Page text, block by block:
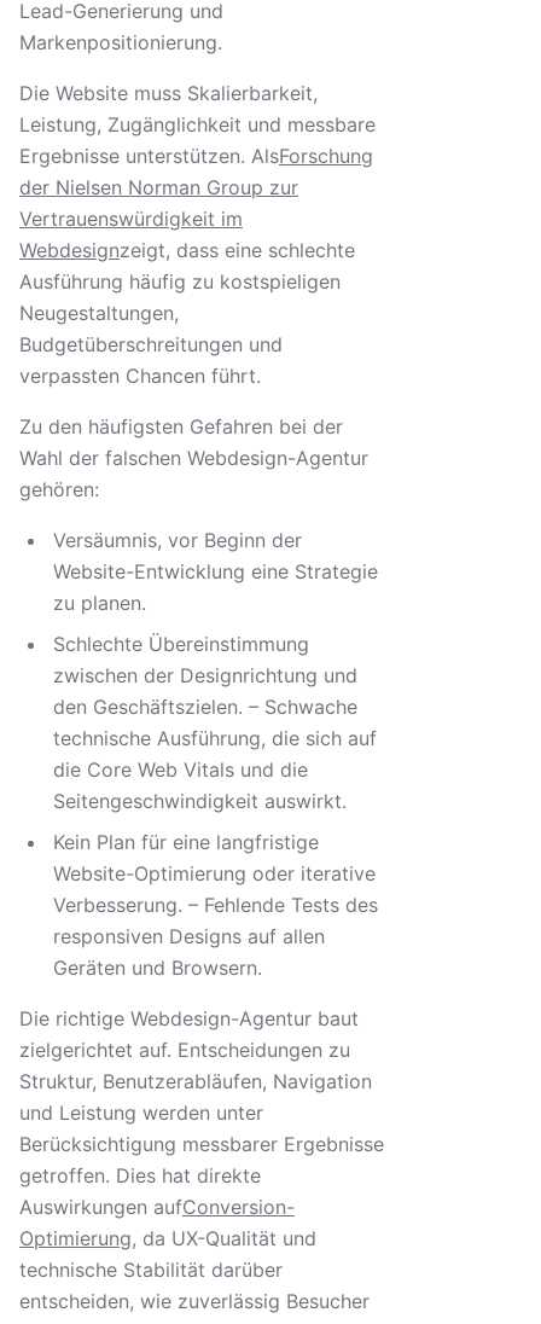
Lead-Generierung und
Markenpositionierung.
Die Website muss Skalierbarkeit,
Leistung, Zugänglichkeit und messbare
Ergebnisse unterstützen. AlsForschung
der Nielsen Norman Group zur
Vertrauenswürdigkeit im
Webdesignzeigt, dass eine schlechte
Ausführung häufig zu kostspieligen
Neugestaltungen,
Budgetüberschreitungen und
verpassten Chancen führt.
Zu den häufigsten Gefahren bei der
Wahl der falschen Webdesign-Agentur
gehören:
Versäumnis, vor Beginn der
Website-Entwicklung eine Strategie
zu planen.
Schlechte Übereinstimmung
zwischen der Designrichtung und
den Geschäftszielen. – Schwache
technische Ausführung, die sich auf
die Core Web Vitals und die
Seitengeschwindigkeit auswirkt.
Kein Plan für eine langfristige
Website-Optimierung oder iterative
Verbesserung. – Fehlende Tests des
responsiven Designs auf allen
Geräten und Browsern.
Die richtige Webdesign-Agentur baut
zielgerichtet auf. Entscheidungen zu
Struktur, Benutzerabläufen, Navigation
und Leistung werden unter
Berücksichtigung messbarer Ergebnisse
getroffen. Dies hat direkte
Auswirkungen aufConversion-
Optimierung, da UX-Qualität und
technische Stabilität darüber
entscheiden, wie zuverlässig Besucher